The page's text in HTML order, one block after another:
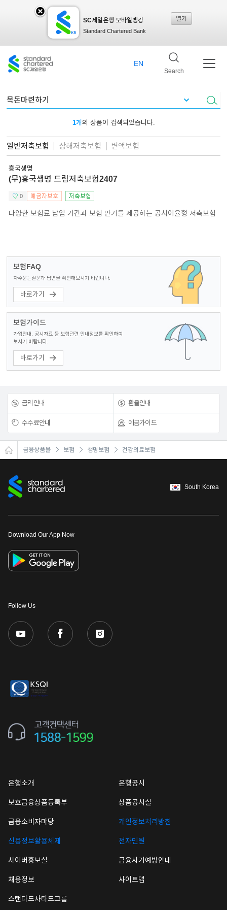
SC제일은행 모바일뱅킹
Standard Chartered Bank
열기
제일
은행
창 닫
Search
EN
1개 의 상품이 검색되었습니다.
일반저축보험 상해저축보험 변액보험
흥국생명
(무)흥국생명 드림저축보험2407
0
다양한 보험료 납입 기간과 보험 만기를 제공하는 공시이율형 저축보험
보험FAQ
자주묻는질문과 답변을 확인해보시기 바랍니다.
바로가기
보험가이드
가입안내, 공시자료 등 보험관련 안내정보를 확인하여
보시기 바랍니다.
바로가기
금리안내 환율안내
수수료안내 예금가이드
금융상품몰 보험 생명보험 건강의료보험
South Korea
Download Our App Now
Follow Us
은행소개 은행공시
보호금융상품등록부 상품공시실
금융소비자마당 개인정보처리방침
신용정보활용체제 전자민원
사이버홍보실 금융사기예방안내
채용정보 사이트맵
스탠다드차타드그룹